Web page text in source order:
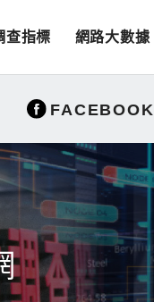
查指標 網路大數據
FACEBOOK